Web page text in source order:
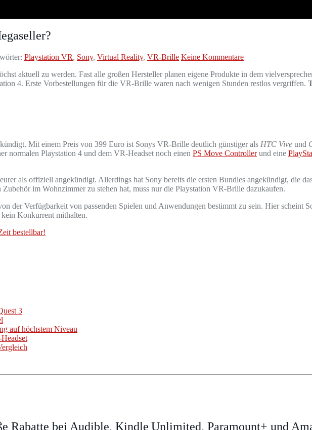
Playstation VR, Sony, Virtual Reality, VR-Brille Keine Kommentare
aktuell zu werden. Fast alle großen Hersteller planen eigene Produkte in dem
4. Erste Vorbestellungen für die VR-Brille waren nach wenigen Stunden restlos vergriffen.
Mit einem Preis von 399 Euro ist Sonys VR-Brille deutlich günstiger als HTC Vive und
normalen Playstation 4 und dem VR-Headset noch einen PS Move Controllerund eine
als offiziell angekündigt. Allerdings hat Sony bereits die ersten Bundles angekündigt, die
Zubehör im Wohnzimmer zu stehen hat, muss nur die Playstation VR-Brille dazukaufen.
der Verfügbarkeit von passenden Spielen und Anwendungen bestimmt zu sein. Hier scheint
Konkurrent mithalten.
bestellbar!
3
auf höchstem Niveau
Rabatte bei Audible, Kindle Unlimited, Paramount+ und